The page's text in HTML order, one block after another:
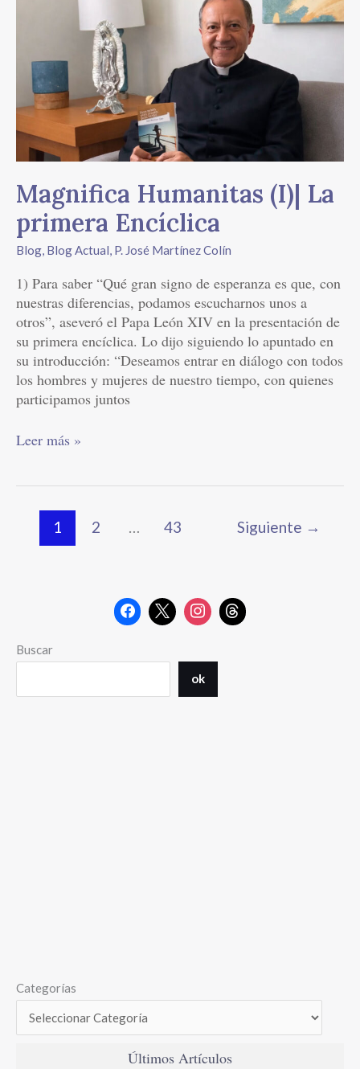
Magnifica Humanitas (I)| La
primera Encíclica
Blog, Blog Actual, P. José Martínez Colín
1) Para saber “Qué gran signo de esperanza es que, con
nuestras diferencias, podamos escucharnos unos a
otros”, aseveró el Papa León XIV en la presentación de
su primera encíclica. Lo dijo siguiendo lo apuntado en
su introducción: “Deseamos entrar en diálogo con todos
los hombres y mujeres de nuestro tiempo, con quienes
participamos juntos
primera
Encíclica
Leer más »
1 2 43 Siguiente →
Buscar
ok
Categorías
Últimos Artículos